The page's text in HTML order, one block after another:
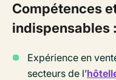
Compétences
indispensables :
Expérience en
secteurs de l’